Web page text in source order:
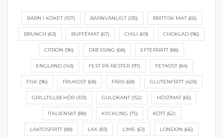
BARN I KÖKET(107) BARNVÄNLIGT(135) BRITTISK MAT(65)
BRUNCH (63) BUFFÉMAT(67) CHILI (69) CHOKLAD (96)
CITRON (96) DRESSING (68) EFTERRÄTT(88)
ENGLAND(143) FEST PÅ RESTER(97) FETAOST(84)
FISK(96) FRUKOST(68) FÄRS(68) GLUTENFRITT(428)
GRILLTILLBEHÖR (103) GULDKANT(152) HÖSTMAT(65)
ITALIENSKT(88) KYCKLING (75) KÖTT(62)
LAKTOSFRITT(88) LAX (83) LIME (61) LONDON (66)